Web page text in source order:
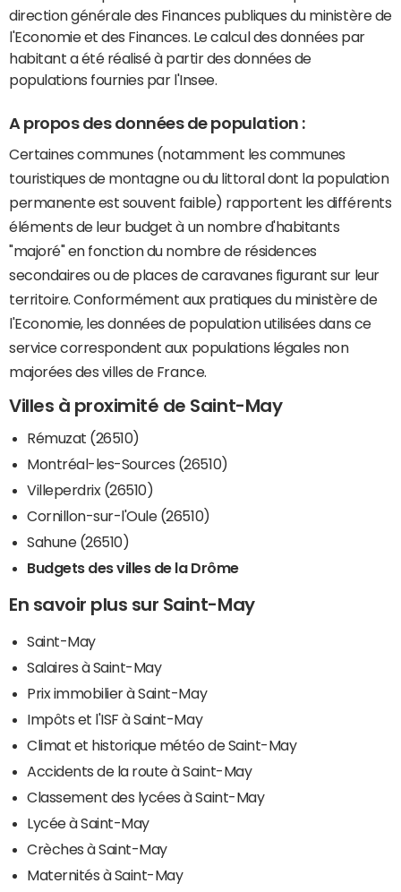
direction générale des Finances publiques du ministère de
l'Economie et des Finances. Le calcul des données par
habitant a été réalisé à partir des données de
populations fournies par l'Insee.
A propos des données de population :
Certaines communes (notamment les communes
touristiques de montagne ou du littoral dont la population
permanente est souvent faible) rapportent les différents
éléments de leur budget à un nombre d'habitants
"majoré" en fonction du nombre de résidences
secondaires ou de places de caravanes figurant sur leur
territoire. Conformément aux pratiques du ministère de
l'Economie, les données de population utilisées dans ce
service correspondent aux populations légales non
majorées des villes de France.
Villes à proximité de Saint-May
Rémuzat (26510)
Montréal-les-Sources (26510)
Villeperdrix (26510)
Cornillon-sur-l'Oule (26510)
Sahune (26510)
Budgets des villes de la Drôme
En savoir plus sur Saint-May
Saint-May
Salaires à Saint-May
Prix immobilier à Saint-May
Impôts et l'ISF à Saint-May
Climat et historique météo de Saint-May
Accidents de la route à Saint-May
Classement des lycées à Saint-May
Lycée à Saint-May
Crèches à Saint-May
Maternités à Saint-May